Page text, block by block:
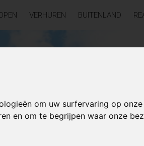
om uw surfervaring op
en om te begrijpen waar onze
VERHUREN BUITENLAND